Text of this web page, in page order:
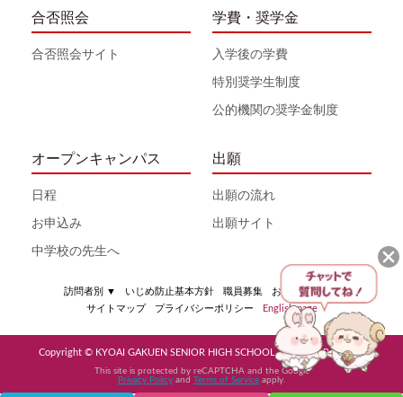
合否照会
合否照会サイト
学費・奨学金
入学後の学費
特別奨学生制度
公的機関の奨学金制度
オープンキャンパス
日程
お申込み
中学校の先生へ
出願
出願の流れ
出願サイト
訪問者別 ▼ いじめ防止基本方針 職員募集
お問い合わせ
サイトマップ
プライバシーポリシー English page
Copyright © KYOAI GAKUEN SENIOR HIGH SCHOOL All Rights Reserved
This site is protected by reCAPTCHA and the Google
Privacy Policy and Terms of Service apply.